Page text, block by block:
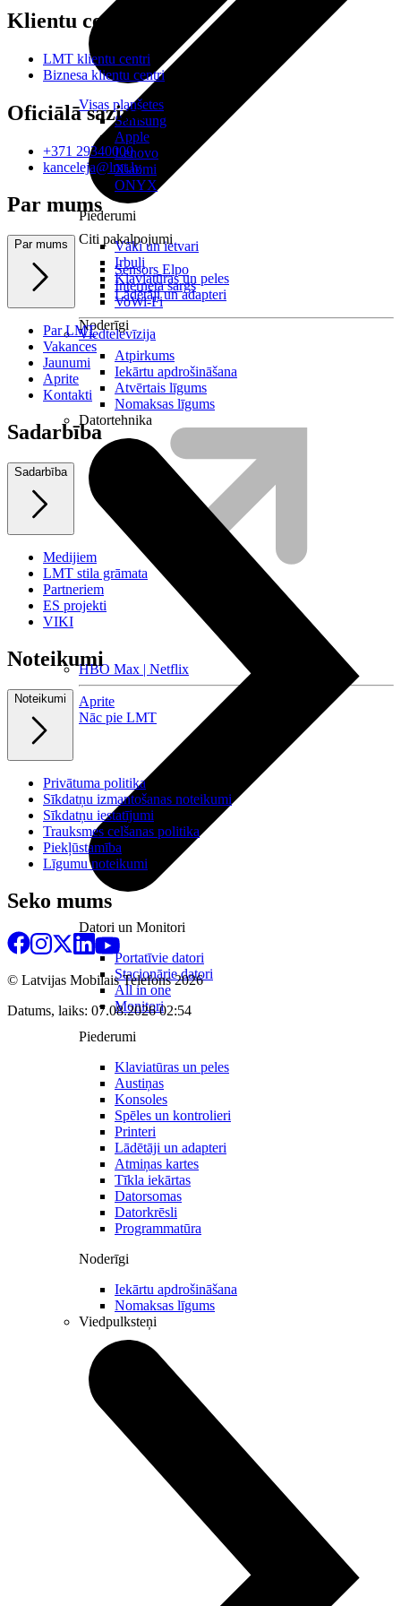
Citi pakalpojumi
Sensors Elpo
Interneta sargs
VoWi-Fi
Viedtelevīzija
HBO Max | Netflix
Aprite
Nāc pie LMT
Visas planšetes
Samsung
Apple
Lenovo
Xiaomi
ONYX
Piederumi
Vāki un ietvari
Irbuļi
Klaviatūras un peles
Lādētāji un adapteri
Noderīgi
Atpirkums
Iekārtu apdrošināšana
Atvērtais līgums
Nomaksas līgums
Datortehnika
Datori un Monitori
Portatīvie datori
Stacionārie datori
All in one
Monitori
Piederumi
Klaviatūras un peles
Austiņas
Konsoles
Spēles un kontrolieri
Printeri
Lādētāji un adapteri
Atmiņas kartes
Tīkla iekārtas
Datorsomas
Datorkrēsli
Programmatūra
Noderīgi
Iekārtu apdrošināšana
Nomaksas līgums
Viedpulksteņi
Klientu centri
LMT klientu centri
Biznesa klientu centri
Oficiālā saziņa
+371 29340000
kanceleja@lmt.lv
Par mums
Par mums
Par LMT
Vakances
Jaunumi
Aprite
Kontakti
Sadarbība
Sadarbība
Medijiem
LMT stila grāmata
Partneriem
ES projekti
VIKI
Noteikumi
Noteikumi
Privātuma politika
Sīkdatņu izmantošanas noteikumi
Sīkdatņu iestatījumi
Trauksmes celšanas politika
Piekļūstamība
Līgumu noteikumi
Seko mums
© Latvijas Mobilais Telefons2026
Datums, laiks: 07.08.2026 02:54